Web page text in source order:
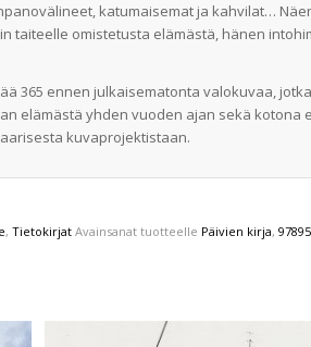
katumaisemat ja kahvilat…
taiteelle omistetusta elämästä, hänen
365 ennen julkaisematonta valokuvaa,
elämästä yhden vuoden ajan sekä kotona
kuvaprojektistaan.
, Tietokirjat Avainsanat tuotteelle Päivien kirja,